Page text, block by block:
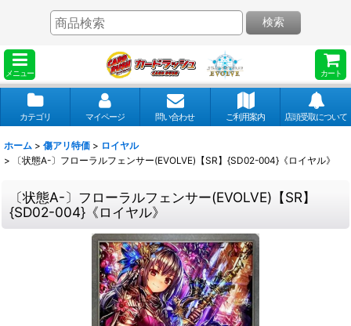
メニュー カート
検索
カテゴリ マイページ 問い合わせ ご利用案内 店頭受取について
ホーム > 傷アリ特価 > ロイヤル
>
〔状態A-〕フローラルフェンサー(EVOLVE)【SR】{SD02-004}《ロイヤル》
〔状態A-〕フローラルフェンサー(EVOLVE)【SR】
{SD02-004}《ロイヤル》